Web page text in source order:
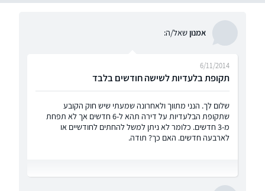
אמנוןשאל/ה:
תקופת בלעדיות לשישה חודשים בלבד
6/11/2014
שלום לך. הנני מתווך ולאחרונה שמעתי שיש חוק הקובע
שתקופת הבלעדיות על דירה תהא ל-6 חדשים אך לא תפחת
מ-3 חדשים. כלומר לא ניתן למשל להחתים לחודשיים או
לארבעה חדשים. האם כך? תודה.